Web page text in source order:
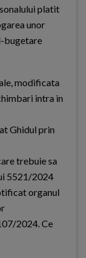
platit
unor
bugetare
modificata
intra in
Ghidul prin
trebuie sa
5521/2024
organul
2024. Ce